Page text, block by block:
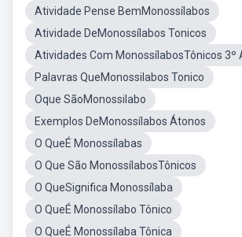
Atividade Pense BemMonossílabos
Atividade DeMonossílabos Tonicos
Atividades Com MonossílabosTônicos 3º
Palavras QueMonossilabos Tonico
Oque SãoMonossilabo
Exemplos DeMonossílabos Átonos
O QueÉ Monossílabas
O Que São MonossílabosTônicos
O QueSignifica Monossílaba
O QueÉ Monossílabo Tônico
O QueÉ Monossílaba Tônica